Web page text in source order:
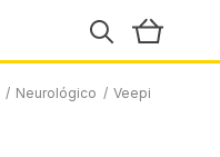
/ Neurológico / Veepi